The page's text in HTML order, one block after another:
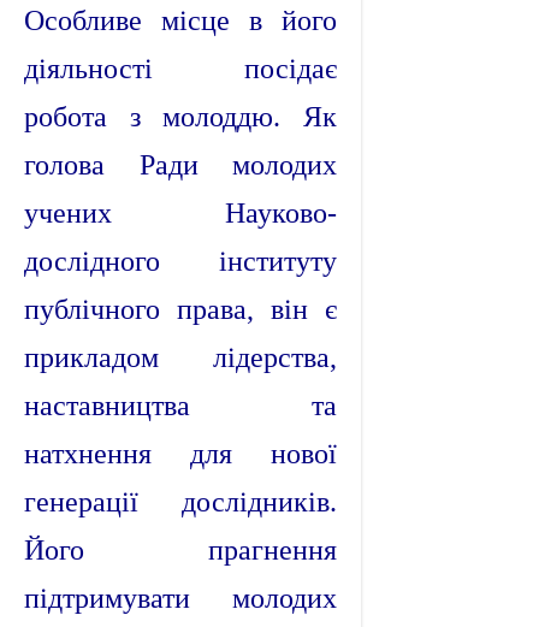
Особливе місце в його
діяльності посідає
робота з молоддю. Як
голова Ради молодих
учених Науково-
дослідного інституту
публічного права, він є
прикладом лідерства,
наставництва та
натхнення для нової
генерації дослідників.
Його прагнення
підтримувати молодих